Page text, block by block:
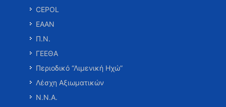
CEPOL
ΕΑΑΝ
Π.Ν.
ΓΕΕΘΑ
Περιοδικό “Λιμενική Ηχώ”
Λέσχη Αξιωματικών
Ν.Ν.Α.